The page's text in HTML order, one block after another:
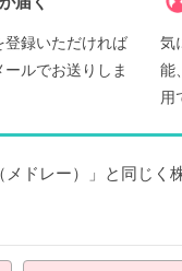
録いただければ
ルでお送りしま
気
能
用
ドレー）」と同じく